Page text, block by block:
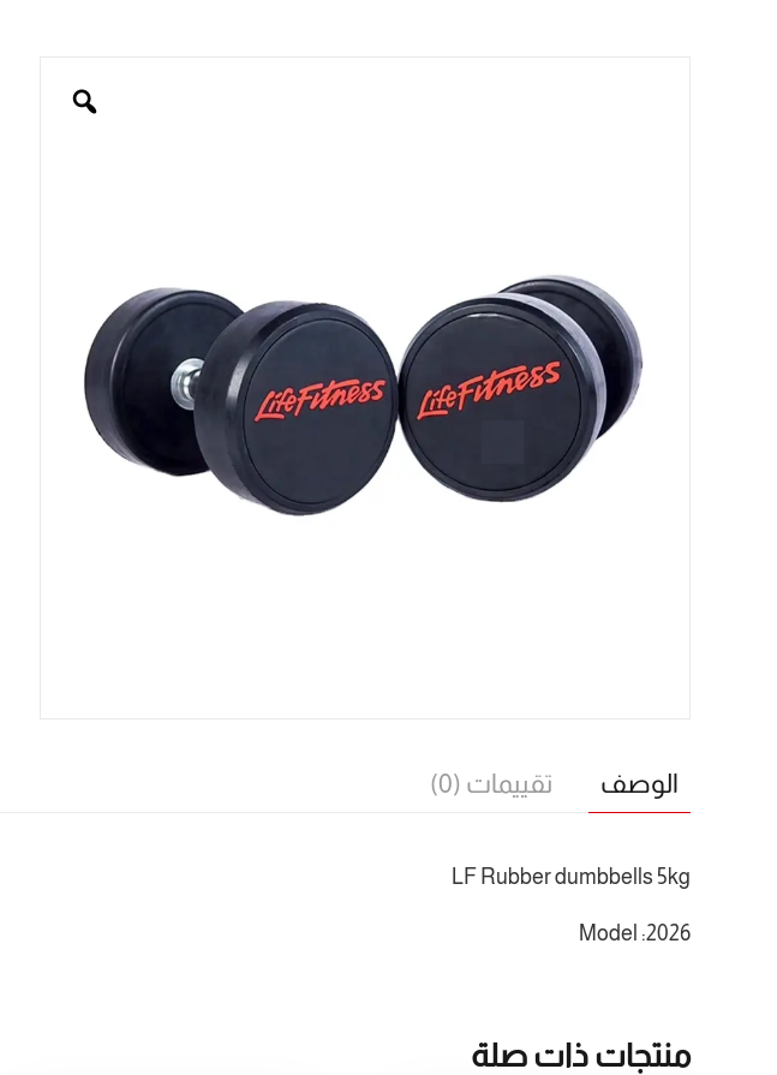
الوصف تقييمات (0)
LF Rubber dumbbells 5kg
Model :2026
منتجات ذات صلة